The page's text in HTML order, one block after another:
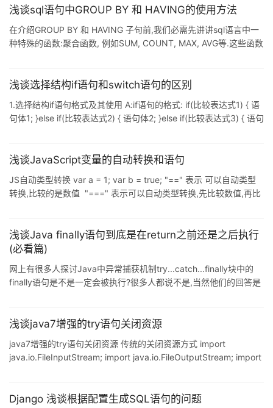
函数的帮助下进行访问.它也被称为数据抽象. Lua的OOP 在Lua中实
中形成一个对象.继承可以在metatables的帮助下来实现,提供了一个
查找机制不存在的函数(方法)和在
浅谈sql语句中GROUP BY 和 HAVING的使用方法
在介绍GROUP BY 和 HAVING 子句前,我们必需先讲讲sql语言中一
种特殊的函数:聚合函数, 例如SUM, COUNT, MAX, AVG等.这些函数
population字段上,结果就是该查询只返回一个结果,即所有 国家的总
再筛选 where则是在分组前筛选 通过
浅谈选择结构if语句和switch语句的区别
1.选择结构if语句格式及其使用 A:if语句的格式: if(比较表达式1) { 语
句体1; }else if(比较表达式2) { 语句体2; }else if(比较表达式3) { 语句
果是false,接着计算比较表达式2看其返回值是true还是false, 如果是
浅谈JavaScript变量的自动转换和语句
JS自动类型转换 var a = 1; var b = true; "==" 表示 可以自动类型
转换,比较的是数值 "===" 表示可以自动类型转换,先比较数值,再比
i &
浅谈Java finally语句到底是在return之前还是之后执行
(必看篇)
网上有很多人探讨Java中异常捕获机制try...catch...finally块中的
finally语句是不是一定会被执行?很多人都说不是,当然他们的回答是
就不会执行,这也说明了finally语句被执行的必要而非充分条件是:相
句,System.exit(0);
浅谈java7增强的try语句关闭资源
java7增强的try语句关闭资源 传统的关闭资源方式 import
java.io.FileInputStream; import java.io.FileOutputStream; import
public Student(String name)
Django 浅谈根据配置生成SQL语句的问题